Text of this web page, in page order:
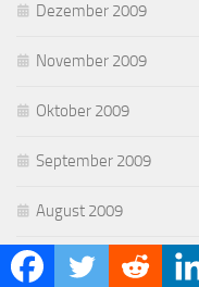
Dezember 2009
November 2009
Oktober 2009
September 2009
August 2009
Juli 2009